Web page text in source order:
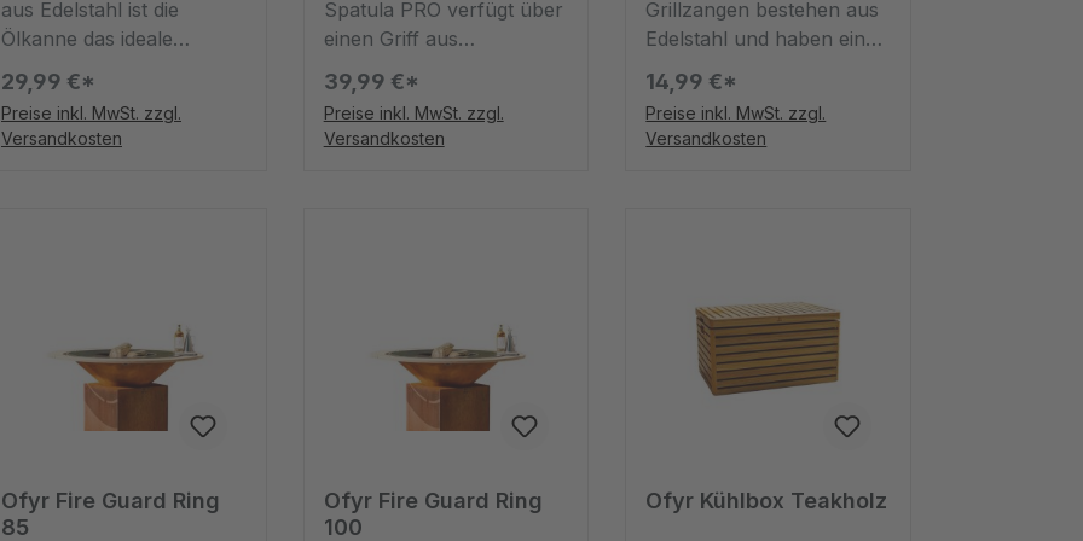
aus Edelstahl ist die
Ölkanne das ideale
Zubehörteil, um das
Kochfeld zu schmieren.
Die Edelstahlkanne hat
einen Durchmesser von
29,99 €*
Preise inkl. MwSt. zzgl.
Versandkosten
Spatula PRO verfügt über
einen Griff aus
Thermoplastik für
perfekten Griff und eine
Klinge aus Edelstahl, die
es Ihnen ermöglicht,
39,99 €*
Preise inkl. MwSt. zzgl.
Versandkosten
Grillzangen bestehen aus
Edelstahl und haben ein
mattschwarzes Finish
sowie ein ergonomisches
Design. Es ist ein reines
Vergnügen, sie zu
können, wenn sie nicht
verwendet werden. Denn
handliches Grillbesteck ist
mindestens genauso
wichtig wie der geeignete
14,99 €*
Preise inkl. MwSt. zzgl.
Versandkosten
Ofyr Fire Guard Ring
85
Ofyr Fire Guard Ring
100
Ofyr Kühlbox Teakholz